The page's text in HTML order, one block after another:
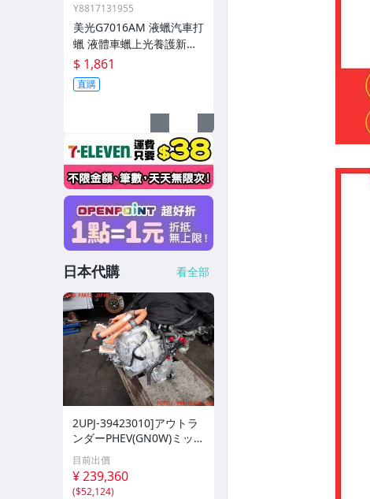
Y8817131955
美光G7016AM 液蠟汽車打
蠟 液體車蠟上光養護新車
通用棕櫚蠟
$ 1,861
直購
日本代購 看全部
2UPJ-39423010]アウトラ
ンダーPHEV(GN0W)ミッシ
ョン AT 4B12-S91-YA1 4W
D 中古
目前出價
¥ 239,360
($52,124)